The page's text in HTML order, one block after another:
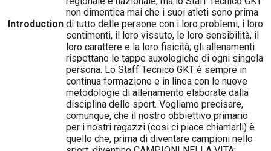
Introduction
non dimentica mai che i suoi atleti sono prima
di tutto delle persone con i loro problemi, i loro
sentimenti, il loro vissuto, le loro sensibilità, il
loro carattere e la loro fisicità; gli allenamenti
rispettano le tappe auxologiche di ogni singola
persona. Lo Staff Tecnico GKT è sempre in
continua formazione e in linea con le nuove
metodologie di allenamento elaborate dalla
disciplina dello sport. Vogliamo precisare,
comunque, che il nostro obbiettivo primario
per i nostri ragazzi (cosi ci piace chiamarli) è
quello che, prima di diventare campioni nello